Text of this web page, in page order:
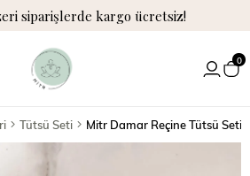
siparişlerde kargo ücretsiz!
0
Tütsü Seti Mitr Damar Reçine Tütsü Seti